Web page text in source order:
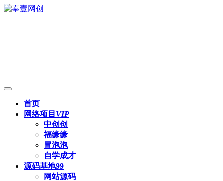
首页
网络项目 VIP
中创创
福缘缘
冒泡泡
自学成才
源码基地99
网站源码